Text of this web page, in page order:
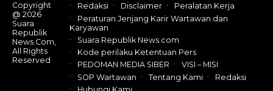
Copyright
@ 2026
Suara
Republik
News.Com,
All Rights
Reserved
Redaksi Disclaimer
Peralatan Kerja
Peraturan Jenjang Karir Wartawan dan
Karyawan
Suara Republik News.com
Kode perilaku Ketentuan Pers
PEDOMAN MEDIA SIBER
VISI – MISI
SOP Wartawan
Tentang Kami
Redaksi